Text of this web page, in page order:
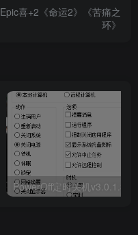
Epic喜+2《命运2》《苦痛之
环》